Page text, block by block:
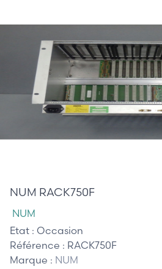
NUM RACK750F
NUM
Etat : Occasion
Référence : RACK750F
Marque : NUM